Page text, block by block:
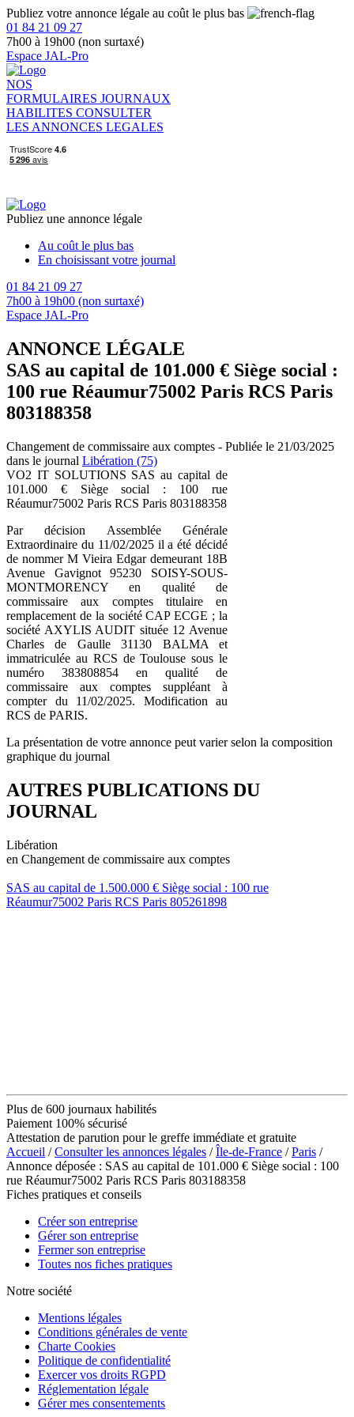
Publiez votre annonce légale au coût le plus bas
01 84 21 09 27
7h00 à 19h00 (non surtaxé)
Espace JAL-Pro
NOS
FORMULAIRES JOURNAUX
HABILITES CONSULTER
LES ANNONCES LEGALES
Publiez une annonce légale
Au coût le plus bas
En choisissant votre journal
01 84 21 09 27
7h00 à 19h00 (non surtaxé)
Espace JAL-Pro
ANNONCE LÉGALE
SAS au capital de 101.000 € Siège social :
100 rue Réaumur75002 Paris RCS Paris
803188358
Changement de commissaire aux comptes - Publiée le 21/03/2025
dans le journal Libération (75)
VO2 IT SOLUTIONS SAS au capital de
101.000 € Siège social : 100 rue
Réaumur75002 Paris RCS Paris 803188358
Par décision Assemblée Générale
Extraordinaire du 11/02/2025 il a été décidé
de nommer M Vieira Edgar demeurant 18B
Avenue Gavignot 95230 SOISY-SOUS-
MONTMORENCY en qualité de
commissaire aux comptes titulaire en
remplacement de la société CAP ECGE ; la
société AXYLIS AUDIT située 12 Avenue
Charles de Gaulle 31130 BALMA et
immatriculée au RCS de Toulouse sous le
numéro 383808854 en qualité de
commissaire aux comptes suppléant à
compter du 11/02/2025. Modification au
RCS de PARIS.
La présentation de votre annonce peut varier selon la composition
graphique du journal
AUTRES PUBLICATIONS DU
JOURNAL
Libération
en Changement de commissaire aux comptes
SAS au capital de 1.500.000 € Siège social : 100 rue
Réaumur75002 Paris RCS Paris 805261898
Plus de 600 journaux habilités
Paiement 100% sécurisé
Attestation de parution pour le greffe immédiate et gratuite
Accueil /Consulter les annonces légales /Île-de-France /Paris /
Annonce déposée : SAS au capital de 101.000 € Siège social : 100
rue Réaumur75002 Paris RCS Paris 803188358
Fiches pratiques et conseils
Créer son entreprise
Gérer son entreprise
Fermer son entreprise
Toutes nos fiches pratiques
Notre société
Mentions légales
Conditions générales de vente
Charte Cookies
Politique de confidentialité
Exercer vos droits RGPD
Réglementation légale
Gérer mes consentements